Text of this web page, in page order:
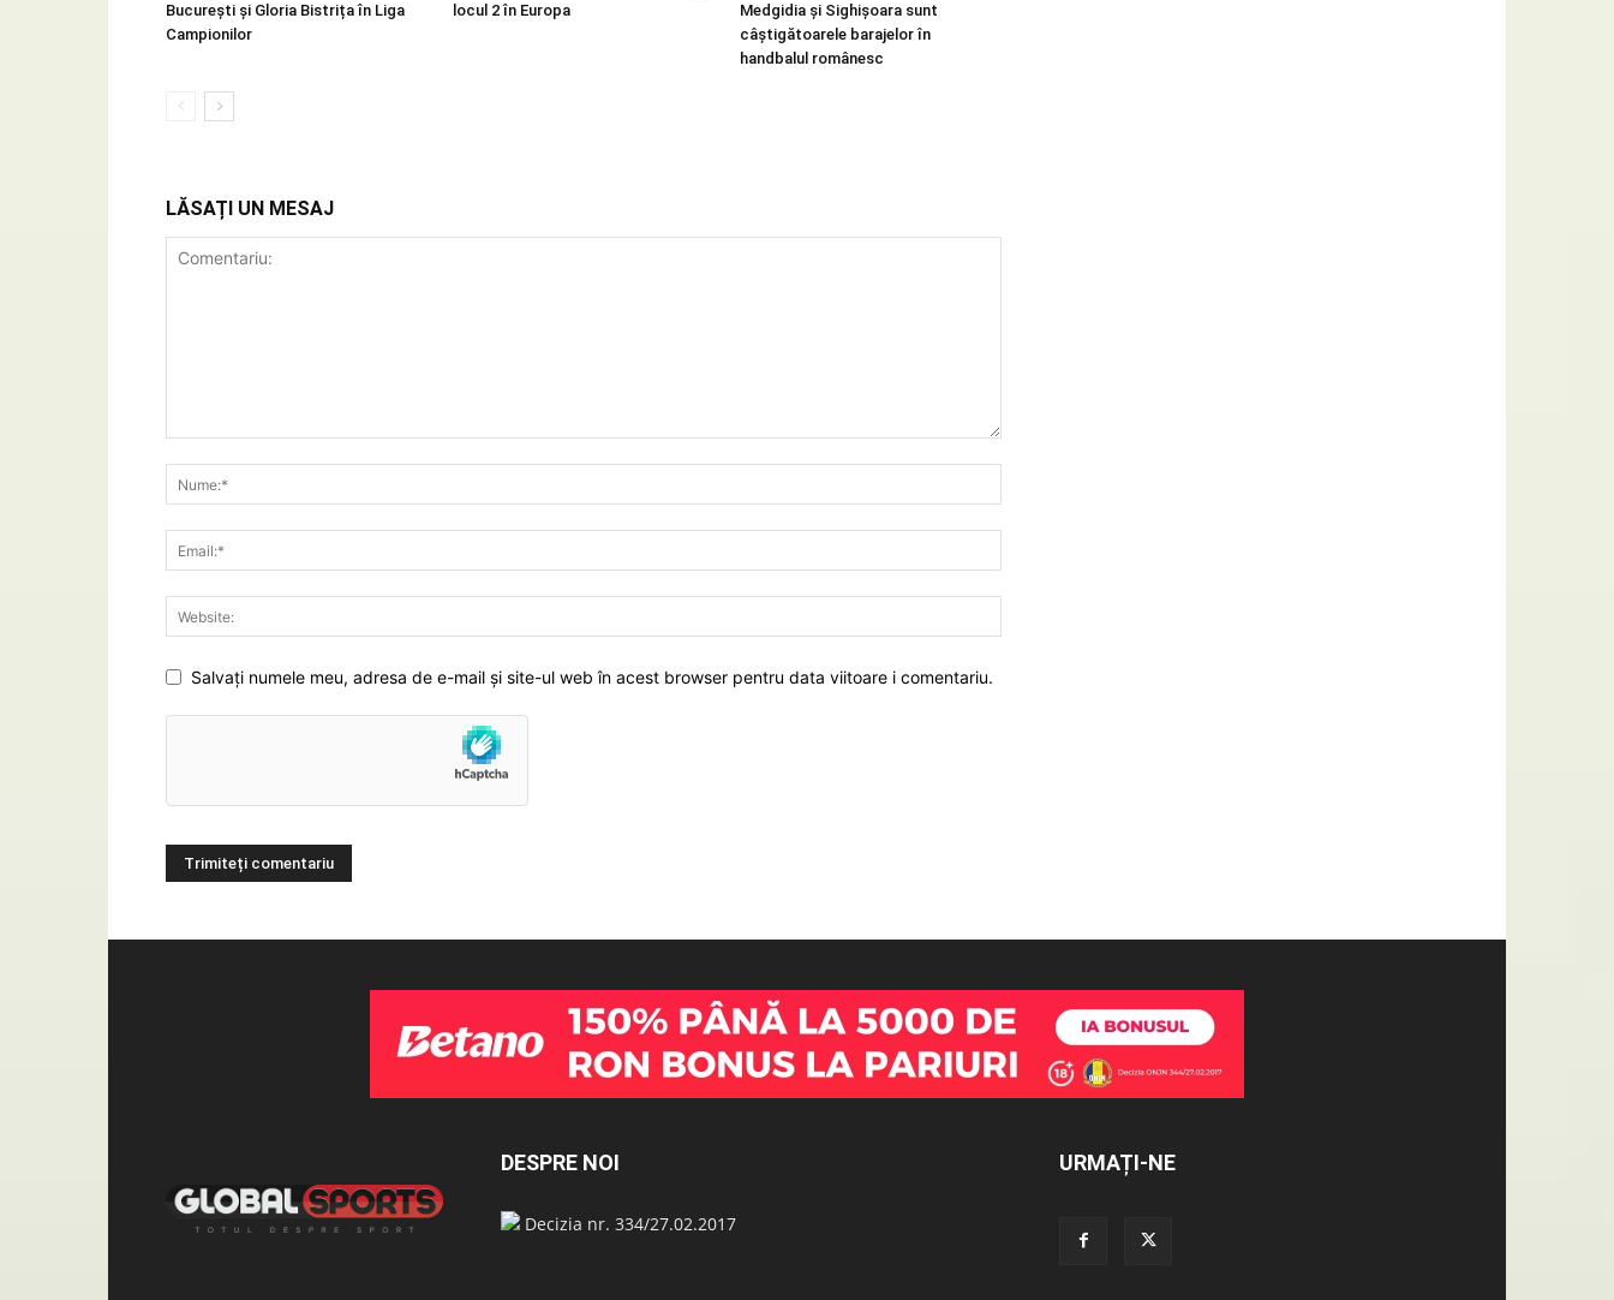
București și Gloria Bistrița în Liga
Campionilor
locul 2 în Europa
Medgidia și Sighișoara sunt
câștigătoarele barajelor în
handbalul românesc
LĂSAȚI UN MESAJ
Salvați numele meu, adresa de e-mail și site-ul web în acest browser pentru data viitoare i comentariu.
DESPRE NOI
Decizia nr. 334/27.02.2017
URMAȚI-NE